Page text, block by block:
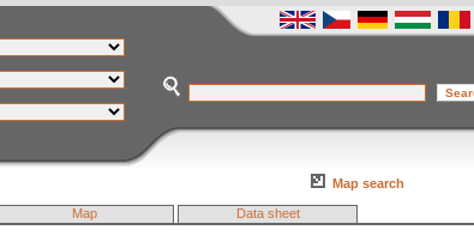
Map search
Map Data sheet